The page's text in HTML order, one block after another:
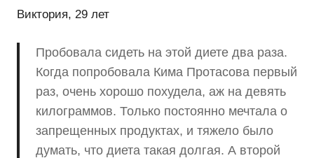
Виктория, 29 лет
Пробовала сидеть на этой диете два раза.
Когда попробовала Кима Протасова первый
раз, очень хорошо похудела, аж на девять
килограммов. Только постоянно мечтала о
запрещенных продуктах, и тяжело было
думать, что диета такая долгая. А второй